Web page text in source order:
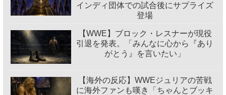
インディ団体での試合後にサプライズ
登場
【WWE】ブロック・レスナーが現役
引退を発表。「みんなに心から『あり
がとう』を言いたい」
【海外の反応】WWEジュリアの苦戦
に海外ファンも嘆き「ちゃんとブッキ